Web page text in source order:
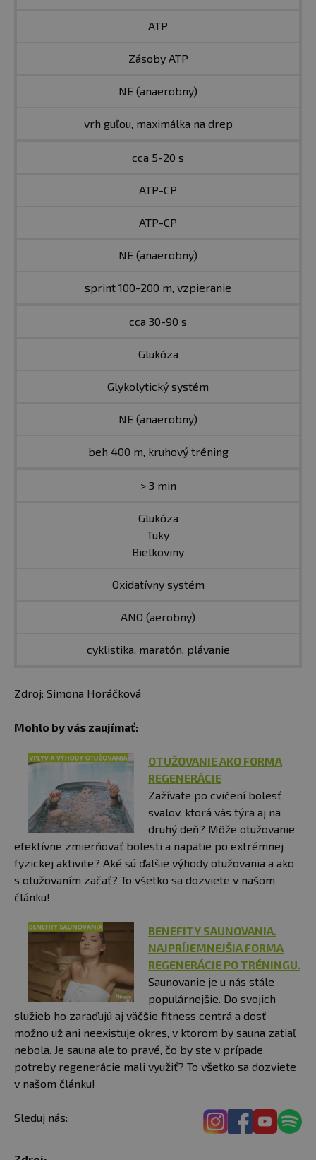
ATP
Zásoby ATP
NE (anaerobny)
vrh guľou, maximálka na drep
cca 5-20 s
ATP-CP
ATP-CP
NE (anaerobny)
sprint 100-200 m, vzpieranie
cca 30-90 s
Glukóza
Glykolytický systém
NE (anaerobny)
beh 400 m, kruhový tréning
> 3 min
Glukóza
Tuky
Bielkoviny
Oxidatívny systém
ANO (aerobny)
cyklistika, maratón, plávanie
Zdroj: Simona Horáčková
Mohlo by vás zaujímať:
OTUŽOVANIE AKO FORMA
REGENERÁCIE
Zažívate po cvičení bolesť
svalov, ktorá vás týra aj na
druhý deň? Môže otužovanie
efektívne zmierňovať bolesti a napätie po extrémnej
fyzickej aktivite? Aké sú ďalšie výhody otužovania a ako
s otužovaním začať? To všetko sa dozviete v našom
článku!
BENEFITY SAUNOVANIA.
NAJPRÍJEMNEJŠIA FORMA
REGENERÁCIE PO TRÉNINGU.
Saunovanie je u nás stále
populárnejšie. Do svojich
služieb ho zaraďujú aj väčšie fitness centrá a dosť
možno už ani neexistuje okres, v ktorom by sauna zatiaľ
nebola. Je sauna ale to pravé, čo by ste v prípade
potreby regenerácie mali využiť? To všetko sa dozviete
v našom článku!
Sleduj nás: